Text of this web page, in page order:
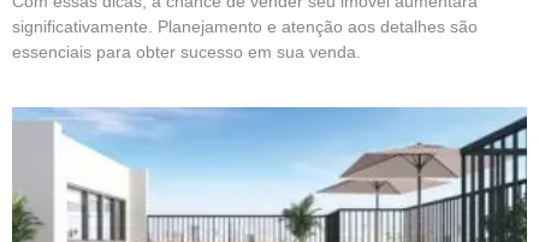
significativamente. Planejamento e atenção aos detalhes são
essenciais para obter sucesso em sua venda.